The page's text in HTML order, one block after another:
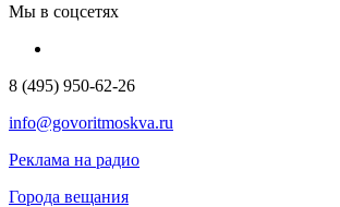
Мы в соцсетях
8 (495) 950-62-26
info@govoritmoskva.ru
Реклама на радио
Города вещания